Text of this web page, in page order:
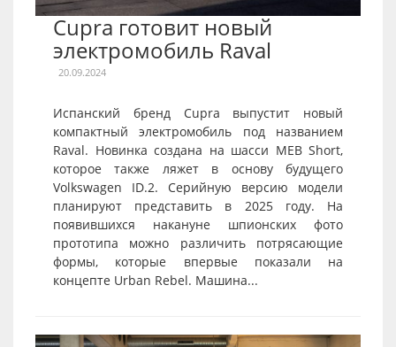
Cupra готовит новый
электромобиль Raval
20.09.2024
Испанский бренд Cupra выпустит новый
компактный электромобиль под названием
Raval. Новинка создана на шасси MEB Short,
которое также ляжет в основу будущего
Volkswagen ID.2. Серийную версию модели
планируют представить в 2025 году. На
появившихся накануне шпионских фото
прототипа можно различить потрясающие
формы, которые впервые показали на
концепте Urban Rebel. Машина...